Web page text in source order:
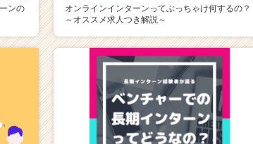
ンの
オンラインインターンってぶっちゃけ何するの？
～オススメ求人つき解説～